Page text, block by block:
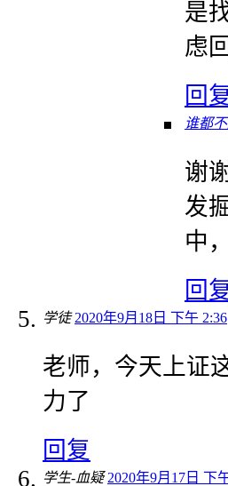
是
虑
回
谁都
谢
发
中，
回
学徒 2020年9月18日 下午 2:36
老师，今天上证
力了
回复
学生-血疑 2020年9月17日 下